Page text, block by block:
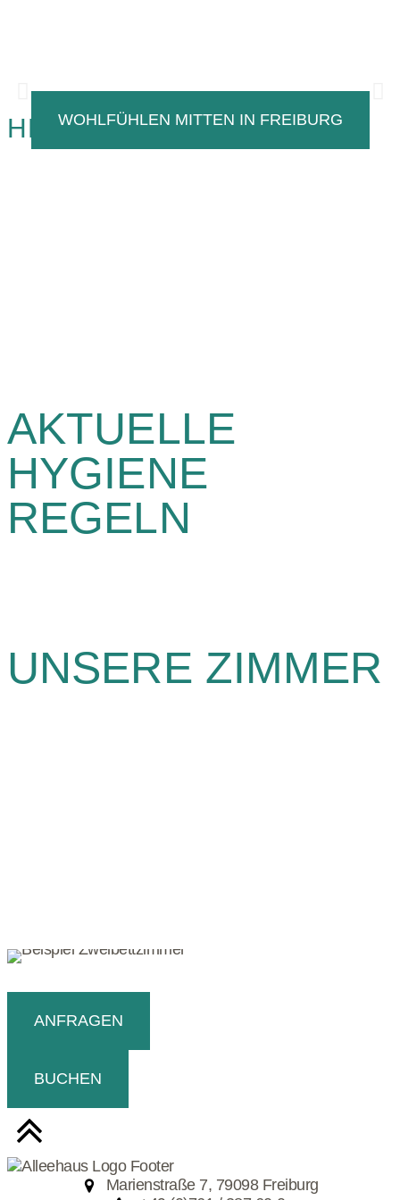
WOHL­FÜHLEN MITTEN IN FREIBURG
HERZLICH WILLKOMMEN!
AKTUELLE
HYGIENE
REGELN
UNSERE ZIMMER
ANFRAGEN
BUCHEN
Marienstraße 7, 79098 Freiburg